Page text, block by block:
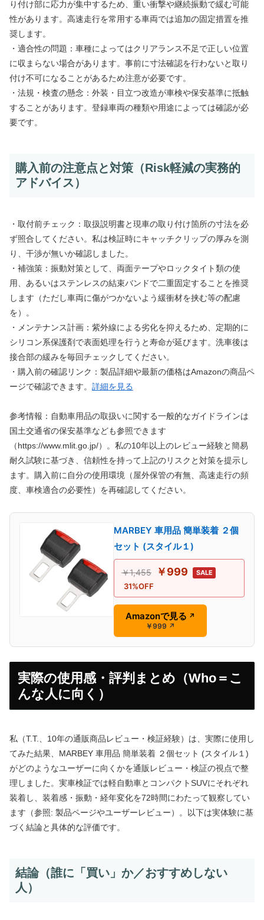
り付け部に応力が集中するため、重い衝撃や継続振動で緩む可能
性があります。高速走行を常用する車両では追加の固定措置を推
奨します。
・適合性の問題：車種によってはクリアランス不足で正しい位置
に収まらない場合があります。事前に寸法確認を行わないと取り
付け不可になることがあるため注意が必要です。
・法規・検査の懸念：外装・目立つ改造が車検や保安基準に抵触
することがあります。登録車両の種類や用途によっては確認が必
要です。
購入前の注意点と対策（Risk軽減の実務的
アドバイス）
・取付前チェック：取扱説明書と現車の取り付け箇所の寸法を必
ず照合してください。私は検証時にキャッチクリップの厚みを測
り、干渉が無いか確認しました。
・補強策：振動対策として、両面テープやロックタイト類の使
用、あるいはステンレスの結束バンドで二重固定することを推奨
します（ただし車両に傷がつかないよう緩衝材を挟む等の配慮
を）。
・メンテナンス計画：紫外線による劣化を抑えるため、定期的に
シリコン系保護剤で表面処理を行うと寿命が延びます。洗車後は
接合部の緩みを毎回チェックしてください。
・購入前の確認リンク：製品詳細や最新の価格はAmazonの商品ペ
ージで確認できます。 詳細を見る
参考情報：自動車用品の取扱いに関する一般的なガイドラインは
国土交通省の保安基準なども参照できます
（https://www.mlit.go.jp/）。私の10年以上のレビュー経験と簡易
耐久試験に基づき、信頼性を持って上記のリスクと対策を提示し
ます。購入前に自分の使用環境（屋外保管の有無、高速走行の頻
度、車検適合の必要性）を再確認してください。
MARBEY 車用品 簡単装着 ２個
セット (スタイル１)
￥1,455 ￥999 SALE
31%OFF
Amazonで見る ↗
￥999 ↗
実際の使用感・評判まとめ（Who＝こ
んな人に向く）
私（T.T.、10年の通販商品レビュー・検証経験）は、実際に使用し
てみた結果、MARBEY 車用品 簡単装着 ２個セット (スタイル１)
がどのようなユーザーに向くかを通販レビュー・検証の視点で整
理しました。実車検証では軽自動車とコンパクトSUVにそれぞれ
装着し、装着感・振動・経年変化を72時間にわたって観察してい
ます（参照: 製品ページやユーザーレビュー）。以下は実体験に基
づく結論と具体的な評価です。
結論（誰に「買い」か／おすすめしない
人）